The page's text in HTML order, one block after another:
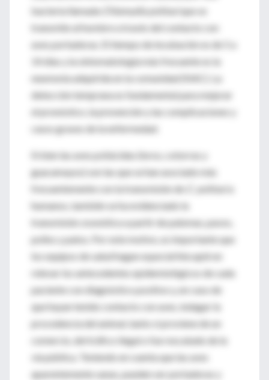
bacteria llamada
Chlamydia psittacique se
transmite al hombre a través del contacto con
aves portadoras. El tiempo de incubación es de 5 a
14 días y la sintomatología más frecuente es la
neumonía adquirida en la comunidad (NAC). La
detección temprana es fundamental para mejorar
el pronóstico, la prevención y las complicaciones y
casos graves de la enfermedad.
Si bien las aves psitácidas (loros, cotorras y
guacamayos) son las que se han asociado más
frecuentemente con la transmisión de
C. psittaci
humanos, también se ha evidenciado la
transmisión zoonótica a partir de palomas, pavos,
pollos y patos. Por este motivo, es importante que
los equipos de salud hagan especial hincapié en
relevar los antecedentes epidemiológicos de cada
paciente con diagnóstico positivo y, en caso de
que hayan tenido contacto con aves, indagar la
procedencia del animal, tanto si proviene de un
comercio, del tráfico ilegal o fue rescatado de la
vía pública. Teniendo en cuenta que las aves
aparentemente sanas, pueden ser portadoras y